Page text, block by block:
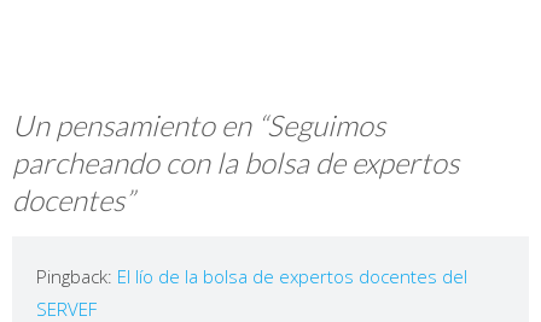
Un pensamiento en “Seguimos
parcheando con la bolsa de expertos
docentes”
Pingback: El lío de la bolsa de expertos docentes del
SERVEF